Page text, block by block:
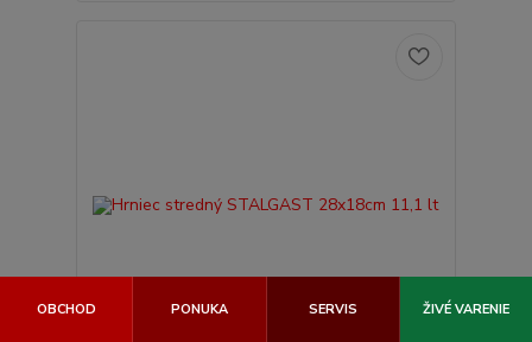
OBCHOD PONUKA SERVIS ŽIVÉ VARENIE